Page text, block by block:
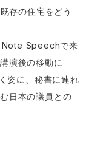
存の住宅をどう
Note Speechで来
演後の移動に
姿に、秘書に連れ
日本の議員との